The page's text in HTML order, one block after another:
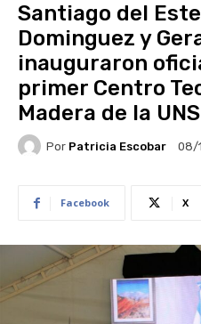
Santiago del
Dominguez y
inauguraron
primer Centro
Madera de la
Por Patricia Escobar 08/
Facebook X